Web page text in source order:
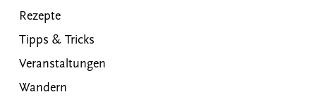
Rezepte
Tipps & Tricks
Veranstaltungen
Wandern